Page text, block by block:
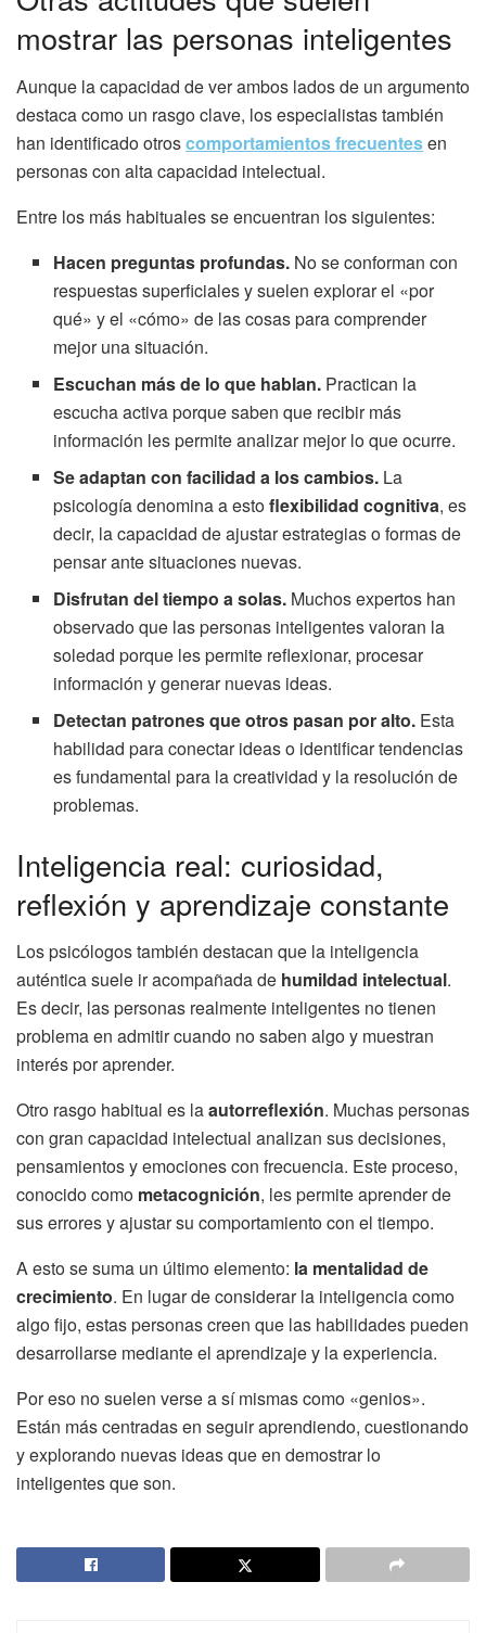
mostrar las personas inteligentes
Aunque la capacidad de ver ambos lados de un argumento
destaca como un rasgo clave, los especialistas también
han identificado otroscomportamientos frecuentesen
personas con alta capacidad intelectual.
Entre los más habituales se encuentran los siguientes:
Hacen preguntas profundas. No se conforman con
respuestas superficiales y suelen explorar el «por
qué» y el «cómo» de las cosas para comprender
mejor una situación.
Escuchan más de lo que hablan. Practican la
escucha activa porque saben que recibir más
información les permite analizar mejor lo que ocurre.
Se adaptan con facilidad a los cambios. La
psicología denomina a estoflexibilidad cognitiva, es
decir, la capacidad de ajustar estrategias o formas de
pensar ante situaciones nuevas.
Disfrutan del tiempo a solas. Muchos expertos han
observado que las personas inteligentes valoran la
soledad porque les permite reflexionar, procesar
información y generar nuevas ideas.
Detectan patrones que otros pasan por alto. Esta
habilidad para conectar ideas o identificar tendencias
es fundamental para la creatividad y la resolución de
problemas.
Inteligencia real: curiosidad,
reflexión y aprendizaje constante
Los psicólogos también destacan que la inteligencia
auténtica suele ir acompañada de humildad intelectual.
Es decir, las personas realmente inteligentes no tienen
problema en admitir cuando no saben algo y muestran
interés por aprender.
Otro rasgo habitual es laautorreflexión. Muchas personas
con gran capacidad intelectual analizan sus decisiones,
pensamientos y emociones con frecuencia. Este proceso,
conocido como metacognición, les permite aprender de
sus errores y ajustar su comportamiento con el tiempo.
A esto se suma un último elemento: la mentalidad de
crecimiento. En lugar de considerar la inteligencia como
algo fijo, estas personas creen que las habilidades pueden
desarrollarse mediante el aprendizaje y la experiencia.
Por eso no suelen verse a sí mismas como «genios».
Están más centradas en seguir aprendiendo, cuestionando
y explorando nuevas ideas que en demostrar lo
inteligentes que son.